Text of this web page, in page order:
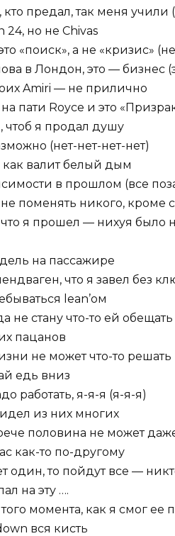
кто предал, так меня учили
24, но не Chivas
«поиск», а не «кризис»
в Лондон, это — бизнес
Amiri — не прилично
пати Royce и это
чтоб я продал душу
(нет-нет-нет-нет)
валит белый дым
в прошлом (все
поменять никого, кроме
я прошел — нихуя было
на пассажире
что я завел без
lean’ом
не стану что-то ей
пацанов
не может что-то решать
едь вниз
работать, я-я-я (я-я-я)
из них многих
половина не может
как-то по-другому
один, то пойдут все —
на эту ….
момента, как я смог ее
вся кисть